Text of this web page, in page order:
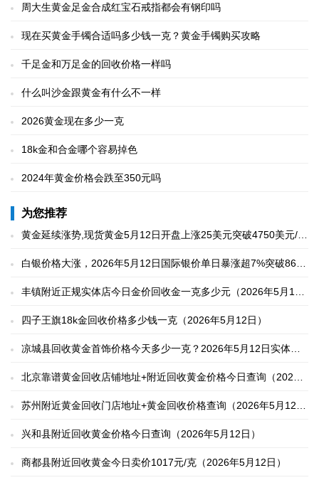
周大生黄金足金合成红宝石戒指都会有钢印吗
现在买黄金手镯合适吗多少钱一克？黄金手镯购买攻略
千足金和万足金的回收价格一样吗
什么叫沙金跟黄金有什么不一样
2026黄金现在多少一克
18k金和合金哪个容易掉色
2024年黄金价格会跌至350元吗
为您推荐
黄金延续涨势,现货黄金5月12日开盘上涨25美元突破4750美元/盎
白银价格大涨，2026年5月12日国际银价单日暴涨超7%突破86美
丰镇附近正规实体店今日金价回收金一克多少元（2026年5月12
四子王旗18k金回收价格多少钱一克（2026年5月12日）
凉城县回收黄金首饰价格今天多少一克？2026年5月12日实体店
北京靠谱黄金回收店铺地址+附近回收黄金价格今日查询（2026
苏州附近黄金回收门店地址+黄金回收价格查询（2026年5月12
兴和县附近回收黄金价格今日查询（2026年5月12日）
商都县附近回收黄金今日卖价1017元/克（2026年5月12日）